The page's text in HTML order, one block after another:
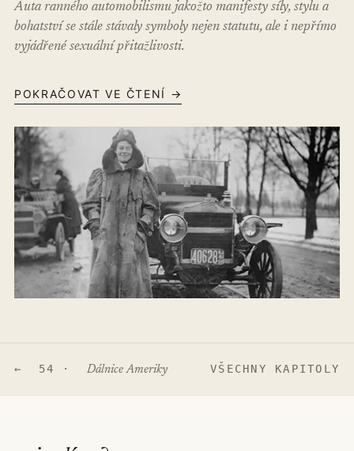
Auta ranného automobilismu jakožto manifesty síly, stylu a
bohatství se stále stávaly symboly nejen statutu, ale i nepřímo
vyjádřené sexuální přitažlivosti.
POKRAČOVAT VE ČTENÍ →
← 54 · Dálnice Ameriky VŠECHNY KAPITOLY